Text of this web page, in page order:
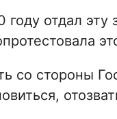
году отдал
со стороны